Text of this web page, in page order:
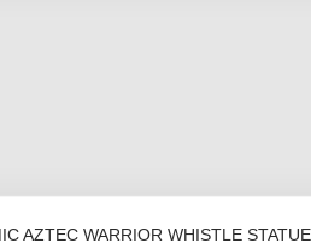
AZTEC WARRIOR WHISTLE